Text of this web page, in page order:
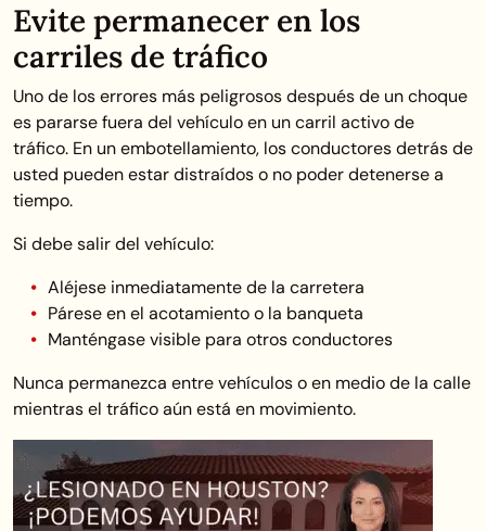
Evite permanecer en los
carriles de tráfico
Uno de los errores más peligrosos después de un choque
es pararse fuera del vehículo en un carril activo de
tráfico. En un embotellamiento, los conductores detrás de
usted pueden estar distraídos o no poder detenerse a
tiempo.
Si debe salir del vehículo:
Aléjese inmediatamente de la carretera
Párese en el acotamiento o la banqueta
Manténgase visible para otros conductores
Nunca permanezca entre vehículos o en medio de la calle
mientras el tráfico aún está en movimiento.